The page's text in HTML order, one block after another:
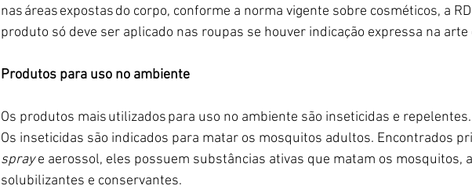
nas áreas expostas do corpo, conforme a norma vigente sobre cosméticos, a
produto só deve ser aplicado nas roupas se houver indicação expressa na
Produtos para uso no ambiente
Os produtos mais utilizados para uso no ambiente são inseticidas e repelentes.
Os inseticidas são indicados para matar os mosquitos adultos. Encontrados
spray e aerossol, eles possuem substâncias ativas que matam os mosquitos,
solubilizantes e conservantes.